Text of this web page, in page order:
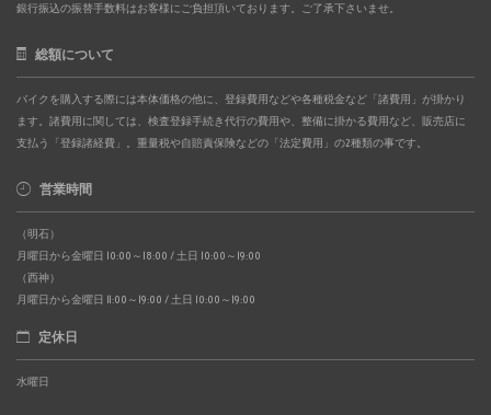
銀行振込の振替手数料はお客様にご負担頂いております。ご了承下さいませ。
総額について
バイクを購入する際には本体価格の他に、登録費用などや各種税金など「諸費用」が掛かり
ます。諸費用に関しては、検査登録手続き代行の費用や、整備に掛かる費用など、販売店に
支払う「登録諸経費」。重量税や自賠責保険などの「法定費用」の2種類の事です。
営業時間
（明石）
月曜日から金曜日 10:00～18:00 / 土日 10:00～19:00
（西神）
月曜日から金曜日 11:00～19:00 / 土日 10:00～19:00
定休日
水曜日